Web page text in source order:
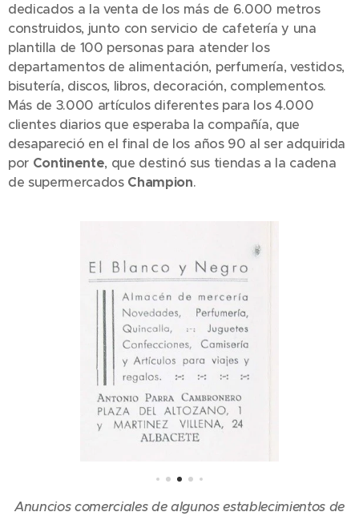
dedicados a la venta de los más de 6.000 metros
construidos, junto con servicio de cafetería y una
plantilla de 100 personas para atender los
departamentos de alimentación, perfumería, vestidos,
bisutería, discos, libros, decoración, complementos.
Más de 3.000 artículos diferentes para los 4.000
clientes diarios que esperaba la compañía, que
desapareció en el final de los años 90 al ser adquirida
por Continente, que destinó sus tiendas a la cadena
de supermercados Champion.
Anuncios comerciales de algunos establecimientos de